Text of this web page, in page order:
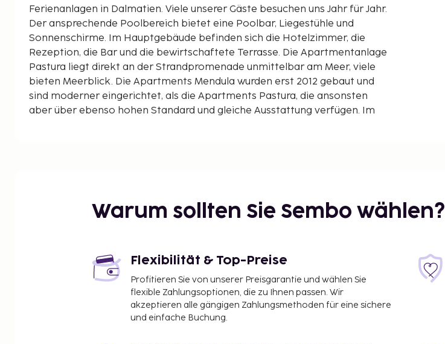
Ferienanlagen in Dalmatien. Viele unserer Gäste besuchen uns Jahr für Jahr.
Der ansprechende Poolbereich bietet eine Poolbar, Liegestühle und
Sonnenschirme. Im Hauptgebäude befinden sich die Hotelzimmer, die
Rezeption, die Bar und die bewirtschaftete Terrasse. Die Apartmentanlage
Pastura liegt direkt an der Strandpromenade unmittelbar am Meer, viele
bieten Meerblick. Die Apartments Mendula wurden erst 2012 gebaut und
sind moderner eingerichtet, als die Apartments Pastura, die ansonsten
aber über ebenso hohen Standard und gleiche Ausstattung verfügen. Im
So wohnen Sie
Gut ausgestattete Apartments und Hotelzimmer. Keine
Mikrowelle/Kochmöglichkeit in den Hotelzimmern. Aufzug nur im
Hauptgebäude. Klimaanlage, Heizung, Teppich, Zimmersafe, Sat-TV,
Warum sollten Sie Sembo wählen?
Flexibilität & Top-Preise
Profitieren Sie von unserer Preisgarantie und wählen Sie
flexible Zahlungsoptionen, die zu Ihnen passen. Wir
akzeptieren alle gängigen Zahlungsmethoden für eine sichere
und einfache Buchung.